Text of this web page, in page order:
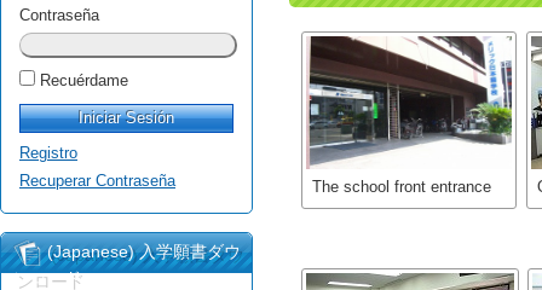
Contraseña
Recuérdame
Registro
Recuperar Contraseña
(Japanese) 入学願書ダウ
ンロード
The school front entrance